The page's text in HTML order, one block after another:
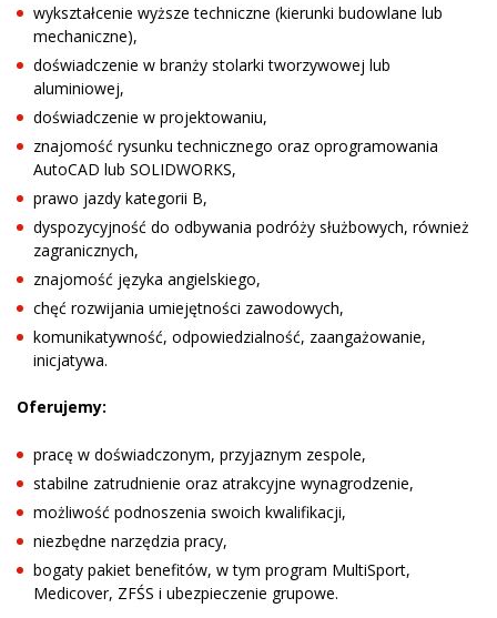
wykształcenie wyższe techniczne (kierunki budowlane lub
mechaniczne),
doświadczenie w branży stolarki tworzywowej lub
aluminiowej,
doświadczenie w projektowaniu,
znajomość rysunku technicznego oraz oprogramowania
AutoCAD lub SOLIDWORKS,
prawo jazdy kategorii B,
dyspozycyjność do odbywania podróży służbowych, również
zagranicznych,
znajomość języka angielskiego,
chęć rozwijania umiejętności zawodowych,
komunikatywność, odpowiedzialność, zaangażowanie,
inicjatywa.
Oferujemy:
pracę w doświadczonym, przyjaznym zespole,
stabilne zatrudnienie oraz atrakcyjne wynagrodzenie,
możliwość podnoszenia swoich kwalifikacji,
niezbędne narzędzia pracy,
bogaty pakiet benefitów, w tym program MultiSport,
Medicover, ZFŚS i ubezpieczenie grupowe.